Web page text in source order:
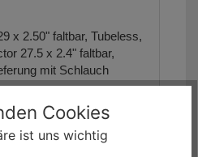
x 2.50" faltbar, Tubeless,
27.5 x 2.4" faltbar,
mit Schlauch
Cookies
ist uns wichtig